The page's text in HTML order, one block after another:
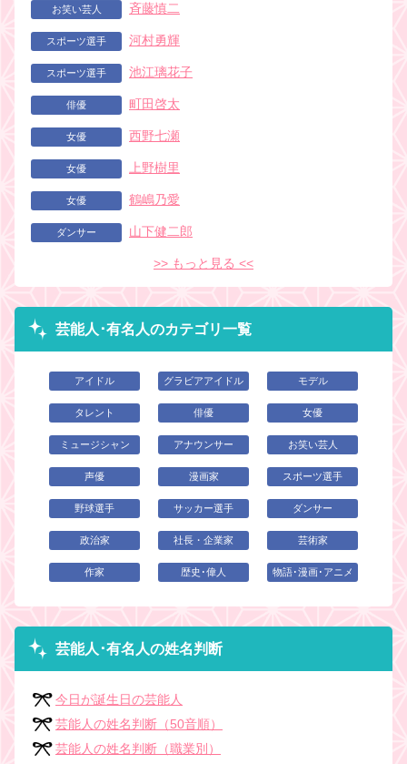
お笑い芸人 斉藤慎二
スポーツ選手 河村勇輝
スポーツ選手 池江璃花子
俳優 町田啓太
女優 西野七瀬
女優 上野樹里
女優 鶴嶋乃愛
ダンサー 山下健二郎
>> もっと見る <<
芸能人･有名人のカテゴリ一覧
アイドル グラビアアイドル モデル
タレント 俳優 女優
ミュージシャン アナウンサー お笑い芸人
声優 漫画家 スポーツ選手
野球選手 サッカー選手 ダンサー
政治家 社長・企業家 芸術家
作家 歴史･偉人 物語･漫画･アニメ
芸能人･有名人の姓名判断
今日が誕生日の芸能人
芸能人の姓名判断（50音順）
芸能人の姓名判断（職業別）